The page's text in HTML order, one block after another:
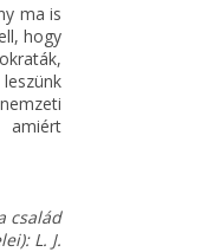
ma is
hogy
család
L. J.